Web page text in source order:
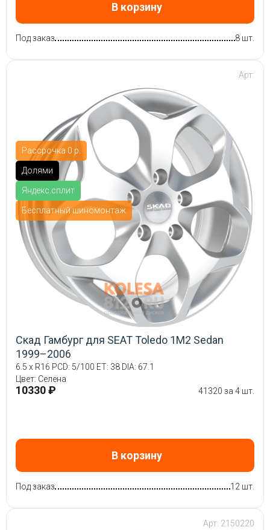
В корзину
Под заказ 8 шт.
Рассрочка 0 р.
Долями
Яндекс.сплит
Бесплатный шиномонтаж
Арт:
Скад Гамбург для SEAT Toledo 1M2 Sedan
1999–2006
6.5 x R16 PCD: 5/100 ET: 38 DIA: 67.1
Цвет: Селена
10330 ₽ 41320 за 4 шт.
В корзину
Под заказ 12 шт.
Арт: 2150220